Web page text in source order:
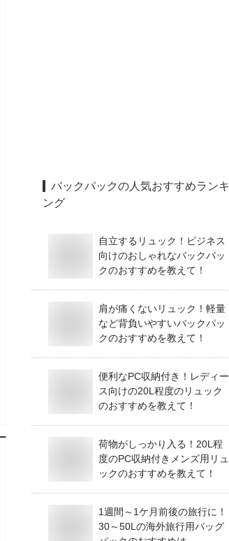
バックパックの人気おすすめランキ
ング
自立するリュック！ビジネス
向けのおしゃれなバックパッ
クのおすすめを教えて！
肩が痛くないリュック！軽量
など背負いやすいバックパッ
クのおすすめを教えて！
便利なPC収納付き！レディー
ス向けの20L程度のリュック
のおすすめを教えて！
荷物がしっかり入る！20L程
度のPC収納付きメンズ用リュ
ックのおすすめを教えて！
1週間～1ケ月前後の旅行に！
30～50Lの海外旅行用バッグ